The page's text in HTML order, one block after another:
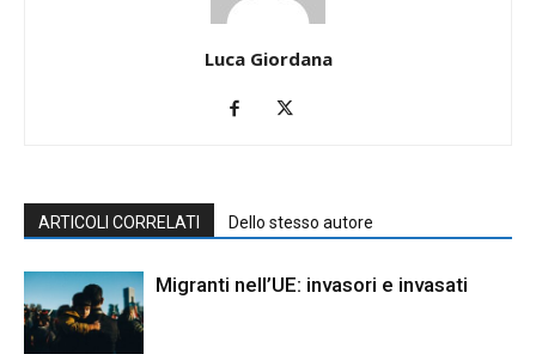
Luca Giordana
ARTICOLI CORRELATI Dello stesso autore
Migranti nell’UE: invasori e invasati